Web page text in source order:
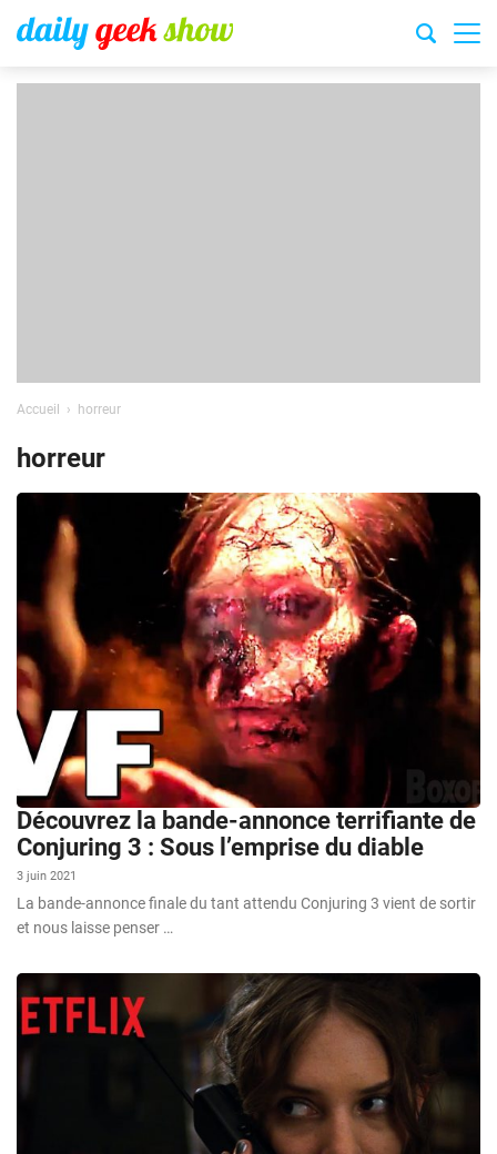
Accueil horreur
horreur
Découvrez la bande-annonce terrifiante de
Conjuring 3 : Sous l’emprise du diable
3 juin 2021
La bande-annonce finale du tant attendu Conjuring 3 vient de sortir
et nous laisse penser …